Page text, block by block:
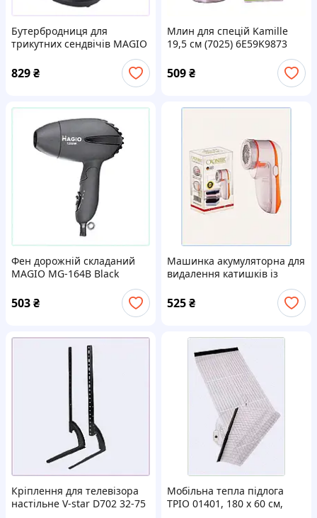
Бутербродниця для
трикутних сендвічів MAGIO
829₴
Млин для спецій Kamille
19,5 см (7025) 6E59K9873
509₴
Фен дорожній складаний
MAGIO MG-164B Black
503₴
Машинка акумуляторна для
видалення катишків із
запасним лезом Cronier CR-
208A 5 Вт Білий / Помаранч,
823BP8953
525₴
Кріплення для телевізора
настільне V-star D702 32-75
Мобільна тепла підлога
ТРІО 01401, 180 х 60 см,